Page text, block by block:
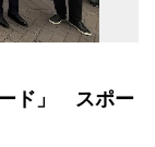
ード」 スポー